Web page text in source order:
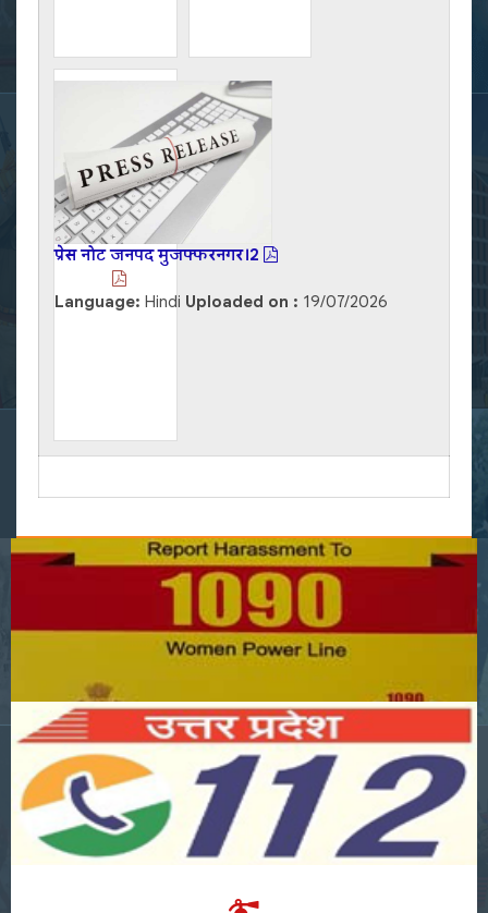
प्रेस नोट जनपद मुजफ्फरनगर।2
Language: Hindi Uploaded on : 19/07/2026